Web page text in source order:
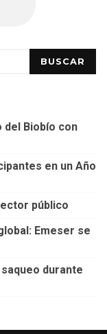
BUSCAR
del Biobío con
en un Año
público
Emeser se
durante